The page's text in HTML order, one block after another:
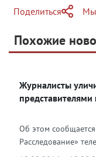
Поделиться
Telegram
Одноклассники
Мы
Похожие
Журналисты
Об этом
Расследование»